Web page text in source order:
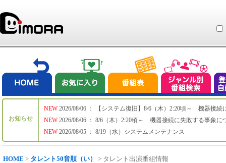
お知らせ
NEW
NEW
NEW
2026/08/06 ： 【システム復旧】8/6（木）2:20頃～ 機器接続
2026/08/06 ： 8/6（木）2:20頃～ 機器接続に失敗する事象に
2026/08/05 ： 8/19（水）システムメンテナンス
HOME > タレント50音順（い） > タレント出演番組情報